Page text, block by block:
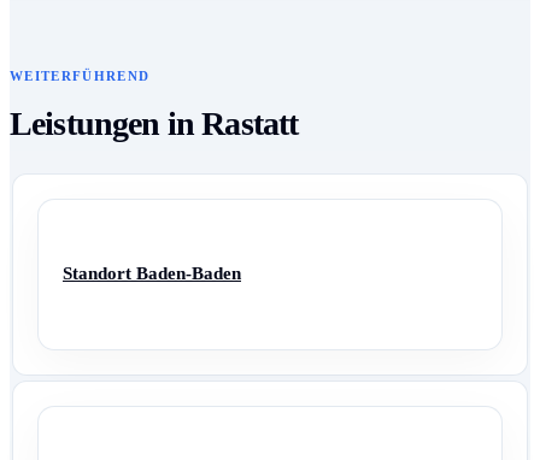
WEITERFÜHREND
Leistungen in Rastatt
Standort Baden-Baden